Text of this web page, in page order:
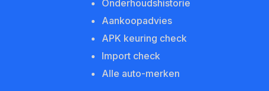
Onderhoudshistorie
Aankoopadvies
APK keuring check
Import check
Alle auto-merken